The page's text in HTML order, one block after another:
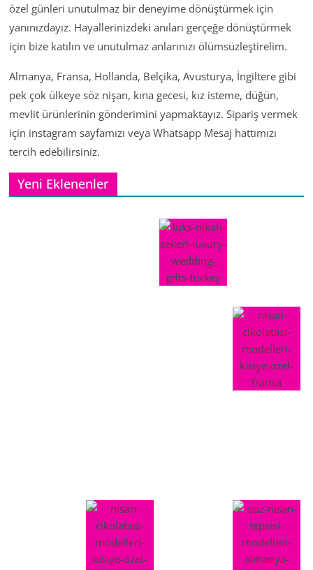
özel günleri unutulmaz bir deneyime dönüştürmek için
yanınızdayız. Hayallerinizdeki anıları gerçeğe dönüştürmek
için bize katılın ve unutulmaz anlarınızı ölümsüzleştirelim.
Almanya, Fransa, Hollanda, Belçika, Avusturya, İngiltere gibi
pek çok ülkeye söz nişan, kına gecesi, kız isteme, düğün,
mevlit ürünlerinin gönderimini yapmaktayız. Sipariş vermek
için instagram sayfamızı veya Whatsapp Mesaj hattımızı
tercih edebilirsiniz.
Yeni Eklenenler